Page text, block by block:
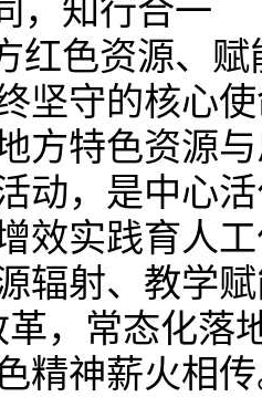
，知行合一
红色资源、
坚守的核心
方特色资源
动，是中心
效实践育人
辐射、教学
革，常态化落
精神薪火相